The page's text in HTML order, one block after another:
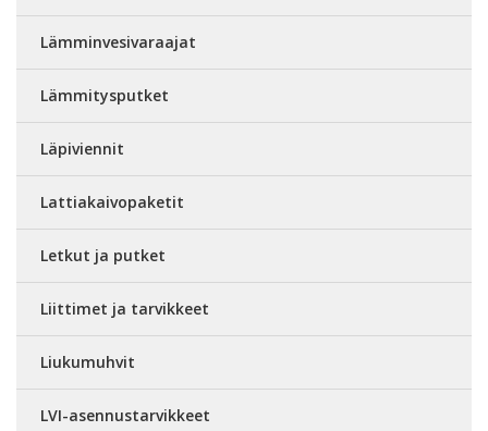
Lämminvesivaraajat
Lämmitysputket
Läpiviennit
Lattiakaivopaketit
Letkut ja putket
Liittimet ja tarvikkeet
Liukumuhvit
LVI-asennustarvikkeet